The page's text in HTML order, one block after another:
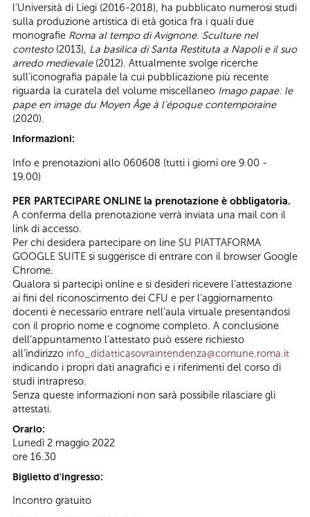
l’Università di Liegi (2016-2018), ha pubblicato numerosi studi
sulla produzione artistica di età gotica fra i quali due
monografie Roma al tempo di Avignone. Sculture nel
contesto(2013), La basilica di Santa Restituta a Napoli e il suo
arredo medievale(2012). Attualmente svolge ricerche
sull’iconografia papale la cui pubblicazione più recente
riguarda la curatela del volume miscellaneo Imago papae: le
pape en image du Moyen Âge à l’époque contemporaine
(2020).
Informazioni:
Info e prenotazioni allo 060608 (tutti i giorni ore 9.00 -
19.00)
PER PARTECIPARE ONLINE la prenotazione è obbligatoria.
A conferma della prenotazione verrà inviata una mail con il
link di accesso.
Per chi desidera partecipare on line SU PIATTAFORMA
GOOGLE SUITE si suggerisce di entrare con il browser Google
Chrome.
Qualora si partecipi online e si desideri ricevere l’attestazione
ai fini del riconoscimento dei CFU e per l’aggiornamento
docenti è necessario entrare nell’aula virtuale presentandosi
con il proprio nome e cognome completo. A conclusione
dell’appuntamento l’attestato può essere richiesto
all’indirizzo info_didatticasovraintendenza@comune.roma.it
indicando i propri dati anagrafici e i riferimenti del corso di
studi intrapreso.
Senza queste informazioni non sarà possibile rilasciare gli
attestati.
Orario:
Lunedì 2 maggio 2022
ore 16.30
Biglietto d'ingresso:
Incontro gratuito